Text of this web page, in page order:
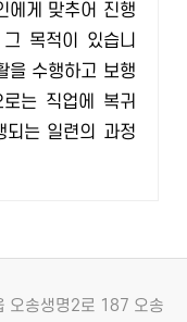
에게 맞추어 진행
목적이 있습니
을 수행하고 보행
는 직업에 복귀
되는 일련의 과정
오송생명2로 187 오송